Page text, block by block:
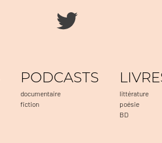
PODCASTS
documentaire
fiction
littérature
poésie
BD